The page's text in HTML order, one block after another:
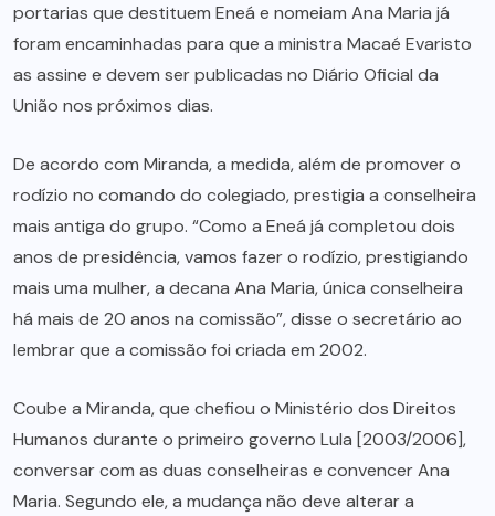
portarias que destituem Eneá e nomeiam Ana Maria já
foram encaminhadas para que a ministra Macaé Evaristo
as assine e devem ser publicadas no Diário Oficial da
União nos próximos dias.
De acordo com Miranda, a medida, além de promover o
rodízio no comando do colegiado, prestigia a conselheira
mais antiga do grupo. “Como a Eneá já completou dois
anos de presidência, vamos fazer o rodízio, prestigiando
mais uma mulher, a decana Ana Maria, única conselheira
há mais de 20 anos na comissão”, disse o secretário ao
lembrar que a comissão foi criada em 2002.
Coube a Miranda, que chefiou o Ministério dos Direitos
Humanos durante o primeiro governo Lula [2003/2006],
conversar com as duas conselheiras e convencer Ana
Maria. Segundo ele, a mudança não deve alterar a